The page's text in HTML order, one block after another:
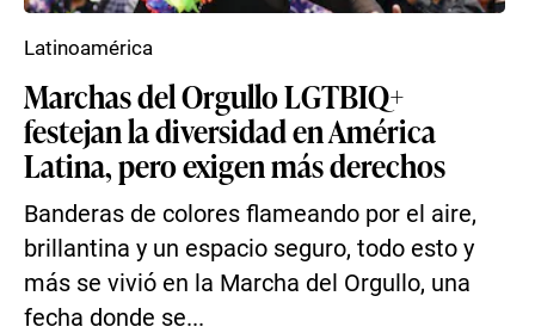
Marchas del Orgullo LGTBIQ+
festejan la diversidad en América
Latina, pero exigen más derechos
Banderas de colores flameando por el aire,
brillantina y un espacio seguro, todo esto y
más se vivió en la Marcha del Orgullo, una
fecha donde se...
Latinoamérica